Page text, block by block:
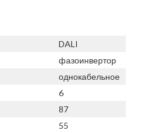
DALI
фазоинвертор
однокабельное
6
87
55